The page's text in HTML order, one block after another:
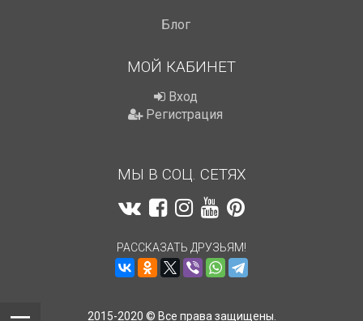
Блог
МОЙ КАБИНЕТ
Вход
Регистрация
МЫ В СОЦ. СЕТЯХ
РАССКАЗАТЬ ДРУЗЬЯМ!
2015-2020 © Все права защищены.